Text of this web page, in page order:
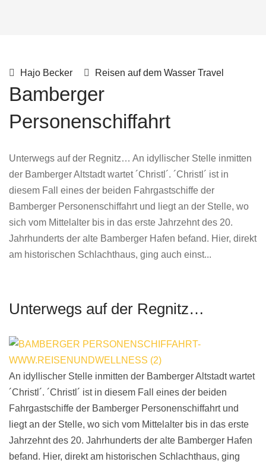
Hajo Becker Reisen auf dem Wasser Travel
Bamberger
Personenschiffahrt
Unterwegs auf der Regnitz… An idyllischer Stelle inmitten
der Bamberger Altstadt wartet ´Christl´. ´Christl´ ist in
diesem Fall eines der beiden Fahrgastschiffe der
Bamberger Personenschiffahrt und liegt an der Stelle, wo
sich vom Mittelalter bis in das erste Jahrzehnt des 20.
Jahrhunderts der alte Bamberger Hafen befand. Hier, direkt
am historischen Schlachthaus, ging auch einst...
Unterwegs auf der Regnitz…
An idyllischer Stelle inmitten der Bamberger Altstadt wartet
´Christl´. ´Christl´ ist in diesem Fall eines der beiden
Fahrgastschiffe der Bamberger Personenschiffahrt und
liegt an der Stelle, wo sich vom Mittelalter bis in das erste
Jahrzehnt des 20. Jahrhunderts der alte Bamberger Hafen
befand. Hier, direkt am historischen Schlachthaus, ging